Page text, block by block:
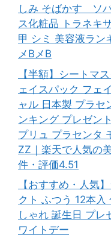
しみ そばかす ソ
ス化粧品 トラネキ
甲 シミ 美容液ラン
メBメB
【半額】シートマ
ェイスパック フェ
ャル 日本製 プラセ
ンキング プレゼン
プリュ プラセンタ
ZZ｜楽天で人気の
件・評価4.51
【おすすめ・人気
クト ふつう 12本
しゃれ 誕生日 プレ
ワイトデー